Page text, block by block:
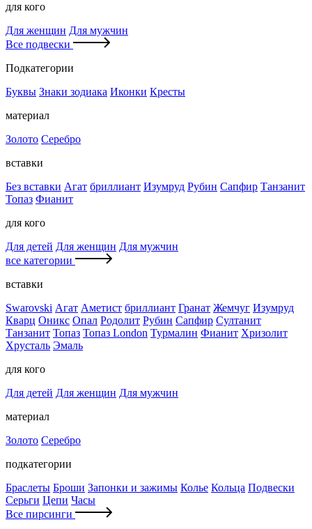
для кого
Для женщин Для мужчин
Все подвески
Подкатегории
Буквы Знаки зодиака Иконки Кресты
материал
Золото Серебро
вставки
Без вставки Агат бриллиант Изумруд Рубин Сапфир Танзанит
Топаз Фианит
для кого
Для детей Для женщин Для мужчин
все категории
вставки
Swarovski Агат Аметист бриллиант Гранат Жемчуг Изумруд
Кварц Оникс Опал Родолит Рубин Сапфир Султанит
Танзанит Топаз Топаз London Турмалин Фианит Хризолит
Хрусталь Эмаль
для кого
Для детей Для женщин Для мужчин
материал
Золото Серебро
подкатегории
Браслеты Броши Запонки и зажимы Колье Кольца Подвески
Серьги Цепи Часы
Все пирсинги